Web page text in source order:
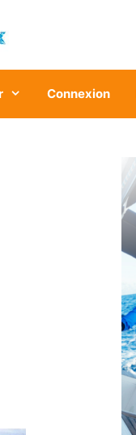
Connexion